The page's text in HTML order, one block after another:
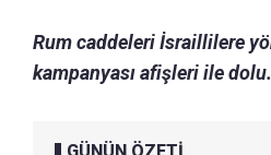
Rum caddeleri İsraillilere
kampanyası afişleri ile dolu.
GÜNÜN ÖZETİ